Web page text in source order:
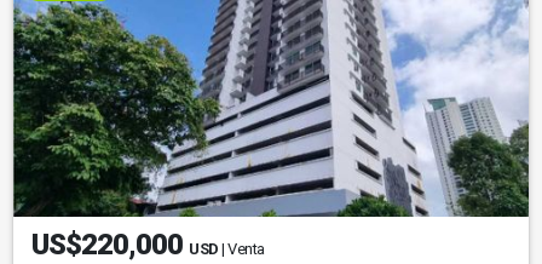
US$220,000 USD | Venta